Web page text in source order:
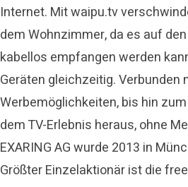
Internet. Mit waipu.tv
dem Wohnzimmer, da es auf
kabellos empfangen werden
Geräten gleichzeitig. Verbunden
Werbemöglichkeiten, bis hin
dem TV-Erlebnis heraus, ohne
EXARING AG wurde 2013 in
Größter Einzelaktionär ist die